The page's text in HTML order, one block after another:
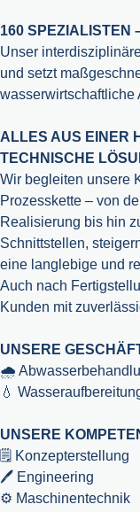
160 SPEZIALISTEN
Unser
und setzt
wasserwirtschaftliche
ALLES AUS EINER
TECHNISCHE
Wir begleiten unsere
Prozesskette – von
Realisierung bis hin
Schnittstellen,
eine langlebige und
Auch nach
Kunden mit
UNSERE
🌧️
💧
UNSERE
🗒️ Konzepterstellung
🖊️ Engineering
⚙️ Maschinentechnik